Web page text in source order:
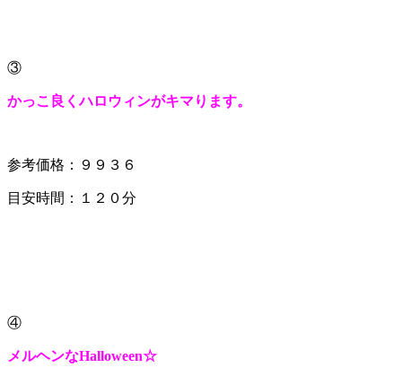
③
かっこ良くハロウィンがキマります。
参考価格：９９３６
目安時間：１２０分
④
メルヘンなHalloween☆